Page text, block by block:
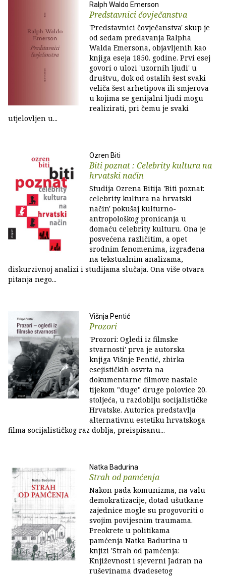
Ralph Waldo Emerson
Predstavnici čovječanstva
'Predstavnici čovječanstva' skup je
od sedam predavanja Ralpha
Walda Emersona, objavljenih kao
knjiga eseja 1850. godine. Prvi esej
govori o ulozi 'uzornih ljudi' u
društvu, dok od ostalih šest svaki
veliča šest arhetipova ili smjerova
u kojima se genijalni ljudi mogu
realizirati, pri čemu je svaki
utjelovljen u...
Ozren Biti
Biti poznat : Celebrity kultura na
hrvatski način
Studija Ozrena Bitija 'Biti poznat:
celebrity kultura na hrvatski
način' pokušaj kulturno-
antropološkog pronicanja u
domaću celebrity kulturu. Ona je
posvećena različitim, a opet
srodnim fenomenima, izgrađena
na tekstualnim analizama,
diskurzivnoj analizi i studijama slučaja. Ona više otvara
pitanja nego...
Višnja Pentić
Prozori
'Prozori: Ogledi iz filmske
stvarnosti' prva je autorska
knjiga Višnje Pentić, zbirka
esejističkih osvrta na
dokumentarne filmove nastale
tijekom "duge" druge polovice 20.
stoljeća, u razdoblju socijalističke
Hrvatske. Autorica predstavlja
alternativnu estetiku hrvatskoga
filma socijalističkog raz doblja, preispisanu...
Natka Badurina
Strah od pamćenja
Nakon pada komunizma, na valu
demokratizacije, dotad ušutkane
zajednice mogle su progovoriti o
svojim povijesnim traumama.
Preokrete u politikama
pamćenja Natka Badurina u
knjizi 'Strah od pamćenja:
Književnost i sjeverni Jadran na
ruševinama dvadesetog